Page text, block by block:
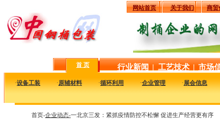
网站首页 关于我们 商贸
首 页 行业新闻 | 工艺技术 | 市场
·设备工装 ·原辅材料 ·循环利用 ·企业管理 ·展会信息
首页-企业动态-一北京三发：紧抓疫情防控不松懈 促进生产经营更有序